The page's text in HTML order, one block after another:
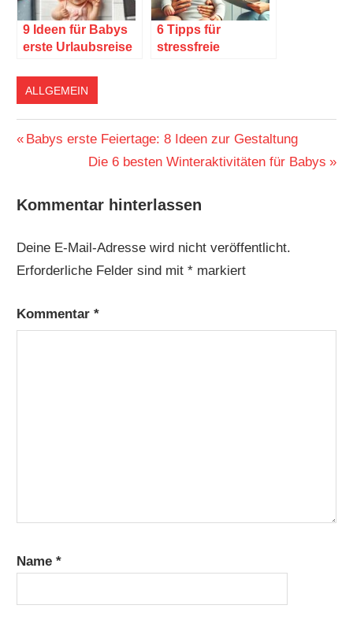
9 Ideen für Babys
erste Urlaubsreise
6 Tipps für
stressfreie
ALLGEMEIN
Beitragsnavigation
Vorheriger
Babys erste Feiertage: 8 Ideen zur Gestaltung
Nächster
Die 6 besten Winteraktivitäten für Babys
Kommentar hinterlassen
Deine E-Mail-Adresse wird nicht veröffentlicht.
Erforderliche Felder sind mit* markiert
Kommentar*
Name*